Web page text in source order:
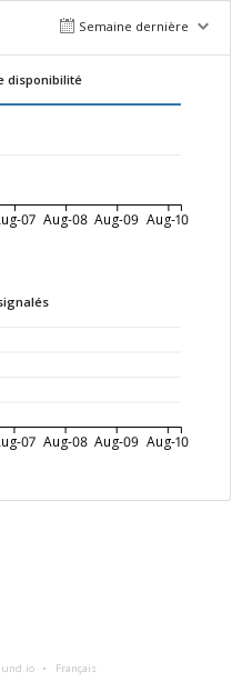
Semaine dernière
disponibilité
07 Aug-08 Aug-09 Aug-10
07 Aug-08 Aug-09 Aug-10
Français